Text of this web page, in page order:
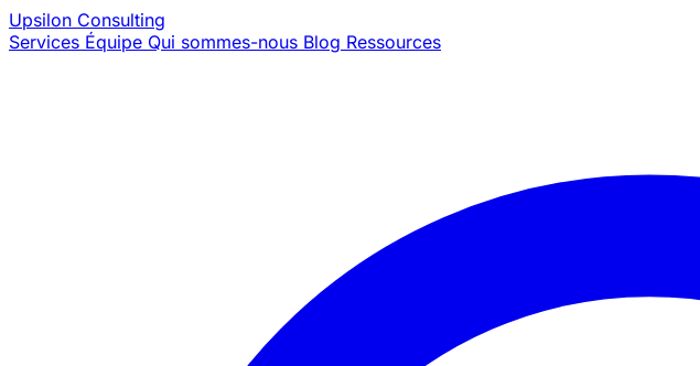
Upsilon Consulting
Services Équipe Qui sommes-nous Blog Ressources